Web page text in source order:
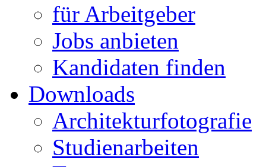
für Arbeitgeber
Jobs anbieten
Kandidaten finden
Downloads
Architekturfotografie
Studienarbeiten